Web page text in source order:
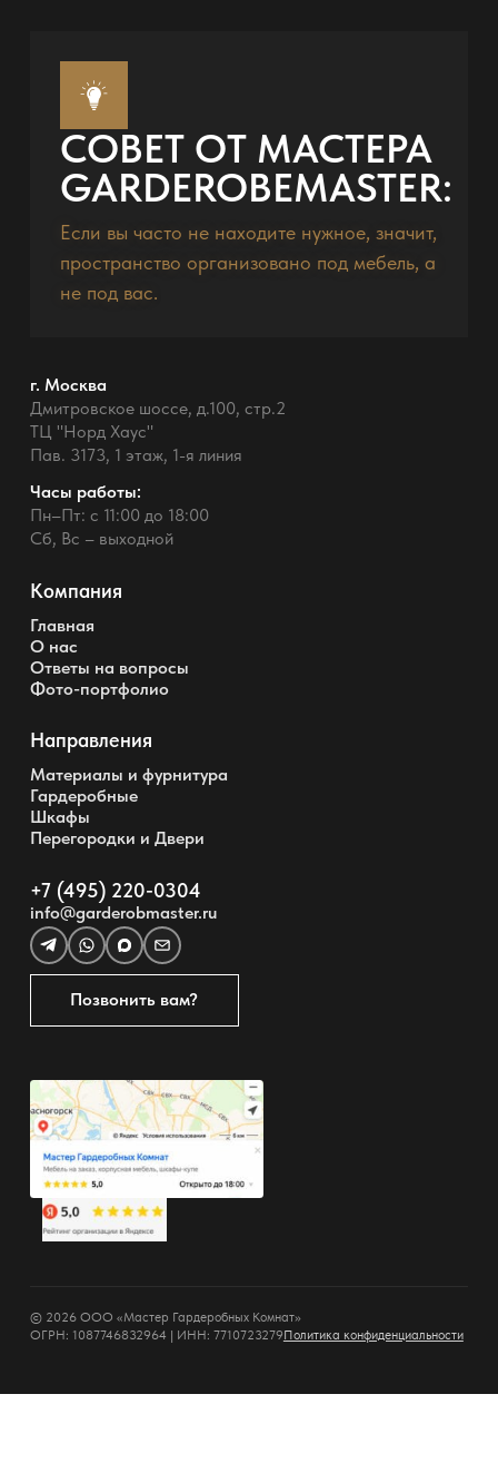
СОВЕТ ОТ МАСТЕРА
GARDEROBEMASTER:
Если вы часто не находите нужное, значит,
пространство организовано под мебель, а
не под вас.
г. Москва
Дмитровское шоссе, д.100, стр.2
ТЦ "Норд Хаус"
Пав. 3173, 1 этаж, 1-я линия
Часы работы:
Пн–Пт: с 11:00 до 18:00
Сб, Вс – выходной
Компания
Главная
О нас
Ответы на вопросы
Фото-портфолио
Направления
Материалы и фурнитура
Гардеробные
Шкафы
Перегородки и Двери
+7 (495) 220-0304
info@garderobmaster.ru
Позвонить вам?
© 2026 ООО «Мастер Гардеробных Комнат»
ОГРН: 1087746832964 | ИНН: 7710723279Политика конфиденциальности